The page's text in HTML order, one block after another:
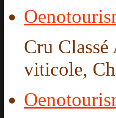
Cru
viticole,